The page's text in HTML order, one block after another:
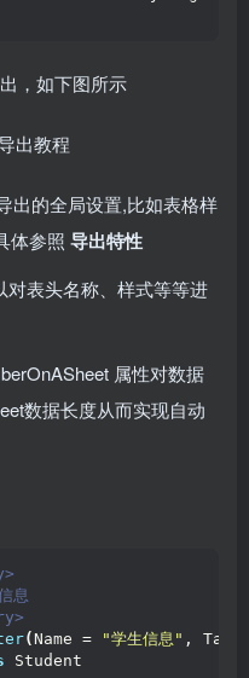
，如下图所示
出的全局设置,比如表格样
体参照 导出特性
对表头名称、样式等等进
属性对数据
数据长度从而实现自动
息
(Name = "学生信息" ,
Student